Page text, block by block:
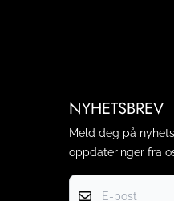
NYHETSBREV
Meld deg på
oppdateringer fra
E-post